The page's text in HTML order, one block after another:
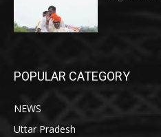
POPULAR CATEGORY
NEWS
Uttar Pradesh